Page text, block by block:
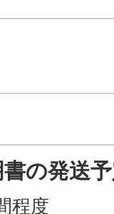
の発送
程度